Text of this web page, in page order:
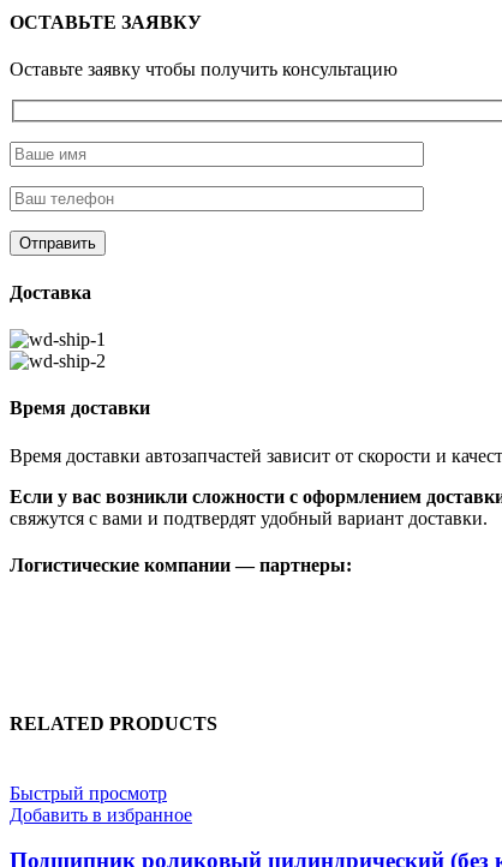
ОСТАВЬТЕ ЗАЯВКУ
Оставьте заявку чтобы получить консультацию
Доставка
Время доставки
Время доставки автозапчастей зависит от скорости и
Если у вас возникли сложности с оформлением
свяжутся с вами и подтвердят удобный вариант доставки.
Логистические компании — партнеры:
RELATED PRODUCTS
Быстрый просмотр
Добавить в избранное
Подшипник роликовый цилиндрический (без